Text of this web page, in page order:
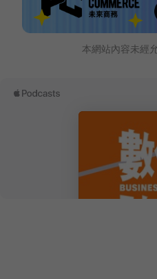
本網站內容未經